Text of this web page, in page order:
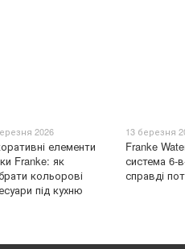
2026
елементи
Franke: як
кольорові
під кухню
13 березня
Franke
система 6-
справді